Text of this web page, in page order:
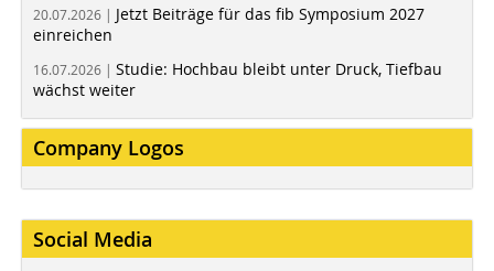
20.07.2026 | Jetzt Beiträge für das fib Symposium 2027
einreichen
16.07.2026 | Studie: Hochbau bleibt unter Druck, Tiefbau
wächst weiter
Company Logos
Social Media